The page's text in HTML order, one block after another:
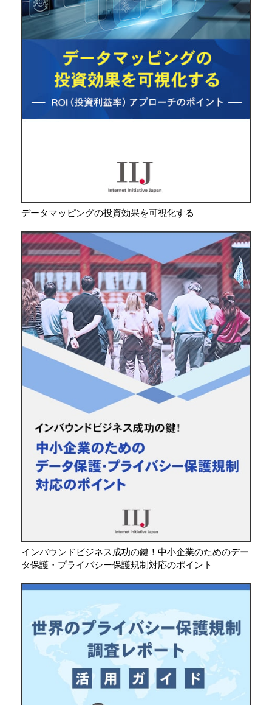
データマッピングの投資効果を可視化する
インバウンドビジネス成功の鍵！中小企業のためのデー
タ保護・プライバシー保護規制対応のポイント